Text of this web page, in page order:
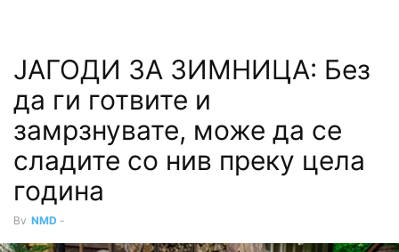
ЈАГОДИ ЗА ЗИМНИЦА: Без
да ги готвите и
замрзнувате, може да се
сладите со нив преку цела
година
By NMD -